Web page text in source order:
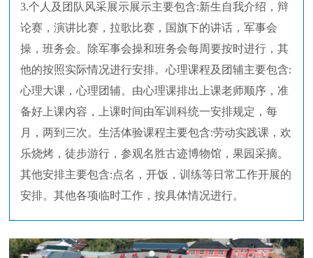
3.个人及团队风采展示展示主要包含:新生自我介绍，辩
论赛，演讲比赛，拉歌比赛，国旗下的讲话，军事会
操，班务会。除军事会操和班务会每周要按时进行，其
他的按照实际情况进行安排。心理课程及团辅主要包含:
心理大课，心理团辅。由心理课排出上课老师顺序，准
备好上课内容，上课时间由军训科统一安排规定，每
月，两到三次。生活体验课程主要包含:劳动实践课，欢
乐烧烤，徒步游行，参观名胜古迹博物馆，果园采摘。
其他安排主要包含:点名，开饭，训练等日常工作开展的
安排。其他各项临时工作，按具体情况进行。